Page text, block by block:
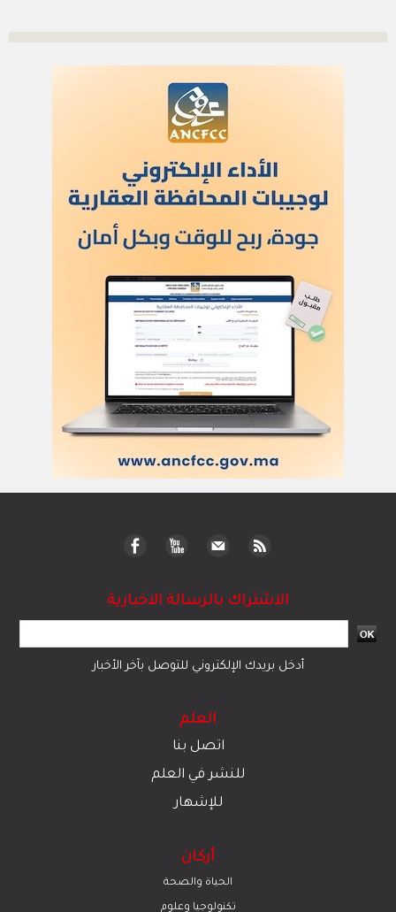
الاشتراك بالرسالة الاخبارية
أدخل بريدك الإلكتروني للتوصل بآخر الأخبار
العلم
اتصل بنا
للنشر في العلم
للإشهار
أركان
الحياة والصحة
تكنولوجيا وعلوم